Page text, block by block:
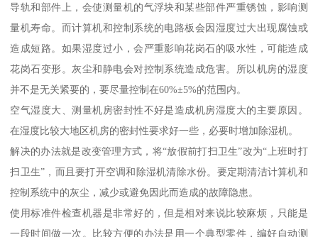
导轨和部件上，会使测量机的气浮块和某些部件严重锈蚀，影响测
量机寿命。而计算机和控制系统的电路板会因湿度过大出现腐蚀或
造成短路。如果湿度过小，会严重影响花岗石的吸水性，可能造成
花岗石变形。灰尘和静电会对控制系统造成危害。所以机房的湿度
并不是无关紧要的，要尽量控制在60%±5%的范围内。
空气湿度大、测量机房密封性不好是造成机房湿度大的主要原因。
在湿度比较大地区机房的密封性要求好一些，必要时增加除湿机。
解决的办法就是改变管理方式，将“放假前打扫卫生”改为“上班时打
扫卫生”，而且要打开空调和除湿机清除水份。要定期清洁计算机和
控制系统中的灰尘，减少或避免因此而造成的故障隐患。
使用标准件检查机器是非常好的，但是相对来说比较麻烦，只能是
一段时间做一次。比较方便的办法是用一个典型零件，编好自动测